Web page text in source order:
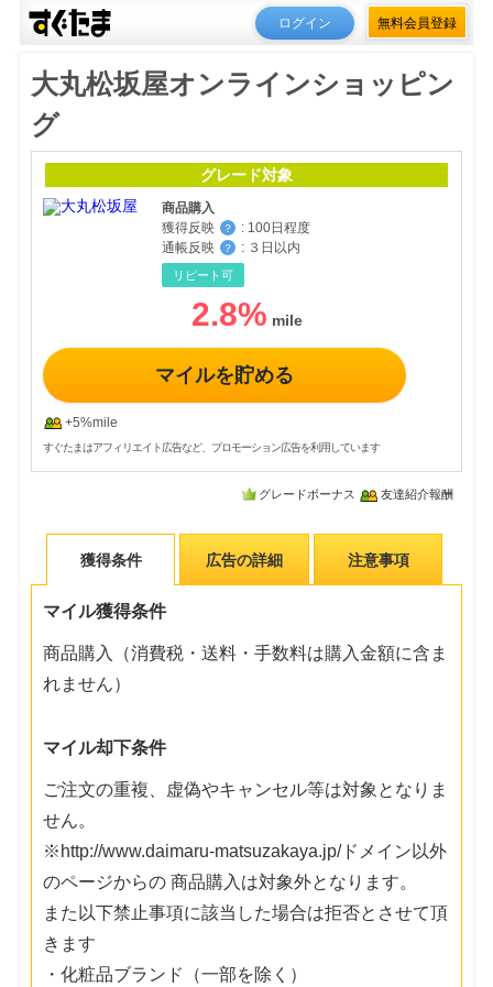
ログイン 無料会員登録
大丸松坂屋オンラインショッピン
グ
グレード対象
商品購入
獲得反映
？ : 100日程度
通帳反映
？ : ３日以内
リピート可
2.8%
マイルを貯める
+5%mile
すぐたまはアフィリエイト広告など、プロモーション広告を利用しています
グレードボーナス 友達紹介報酬
獲得条件 広告の詳細 注意事項
マイル獲得条件
商品購入（消費税・送料・手数料は購入金額に含ま
れません）
マイル却下条件
ご注文の重複、虚偽やキャンセル等は対象となりま
せん。
※http://www.daimaru-matsuzakaya.jp/ドメイン以外
のページからの 商品購入は対象外となります。
また以下禁止事項に該当した場合は拒否とさせて頂
きます
・化粧品ブランド（一部を除く）